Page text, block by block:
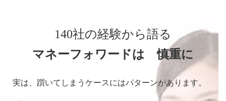
140社の経験から語る
マネーフォワードは 慎重に
実は、躓いてしまうケースにはパターンがあります。